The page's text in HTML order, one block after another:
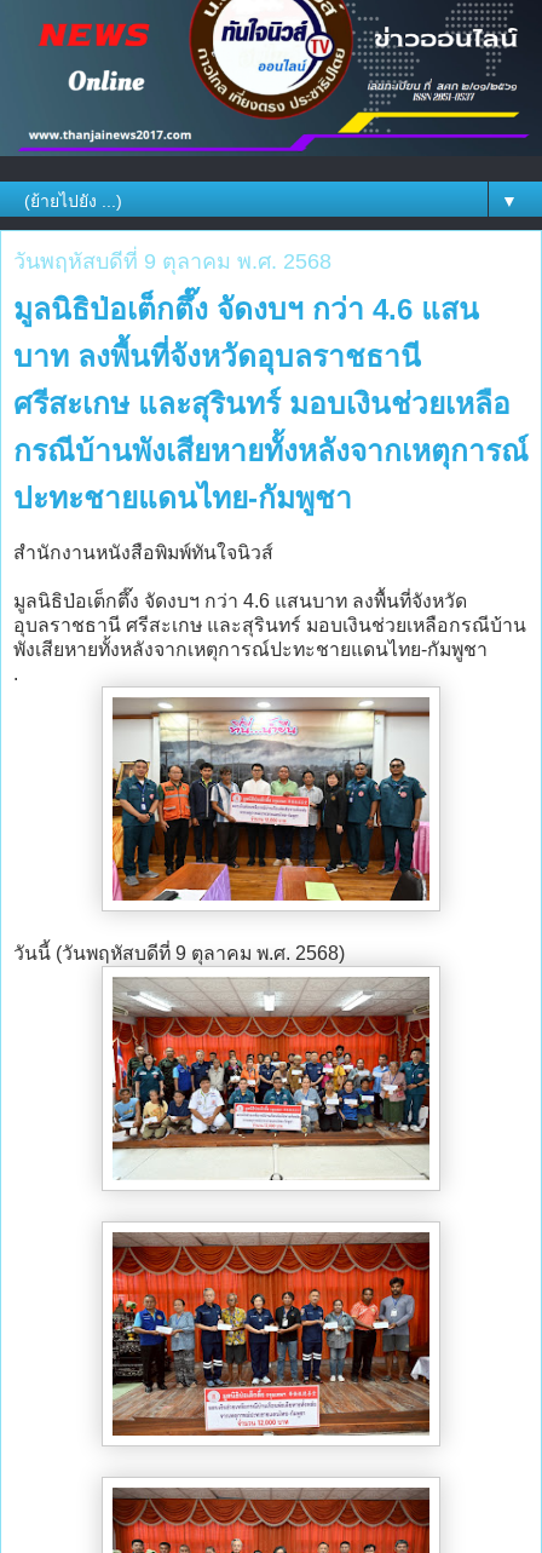
▼
วันพฤหัสบดีที่ 9 ตุลาคม พ.ศ. 2568
มูลนิธิป่อเต็กตึ๊ง จัดงบฯ กว่า 4.6 แสน
บาท ลงพื้นที่จังหวัดอุบลราชธานี
ศรีสะเกษ และสุรินทร์ มอบเงินช่วยเหลือ
กรณีบ้านพังเสียหายทั้งหลังจากเหตุการณ์
ปะทะชายแดนไทย-กัมพูชา
สำนักงานหนังสือพิมพ์ทันใจนิวส์
มูลนิธิป่อเต็กตึ๊ง จัดงบฯ กว่า 4.6 แสนบาท ลงพื้นที่จังหวัด
อุบลราชธานี ศรีสะเกษ และสุรินทร์ มอบเงินช่วยเหลือกรณีบ้าน
พังเสียหายทั้งหลังจากเหตุการณ์ปะทะชายแดนไทย-กัมพูชา
.
วันนี้ (วันพฤหัสบดีที่ 9 ตุลาคม พ.ศ. 2568)